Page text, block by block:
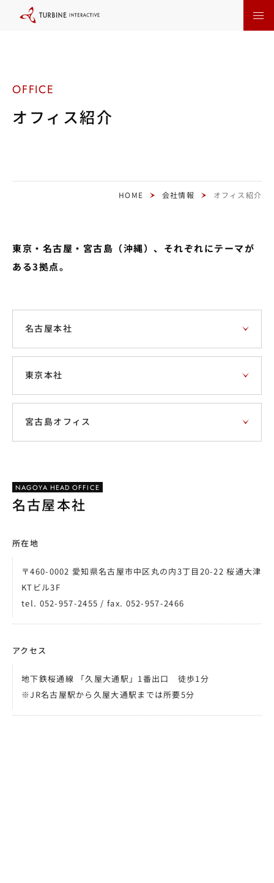
オフィス紹介
HOME 会社情報 オフィス紹介
東京・名古屋・宮古島（沖縄）、それぞれにテーマが
ある3拠点。
名古屋本社
東京本社
宮古島オフィス
NAGOYA HEAD OFFICE
名古屋本社
所在地
〒460-0002 愛知県名古屋市中区丸の内3丁目20-22 桜通大津
KTビル3F
tel. 052-957-2455 / fax. 052-957-2466
アクセス
地下鉄桜通線 「久屋大通駅」1番出口 徒歩1分
※JR名古屋駅から久屋大通駅までは所要5分